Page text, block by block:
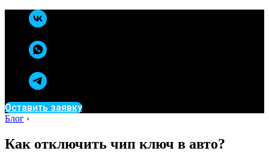
Оставить заявку
Блог ›
Как отключить чип ключ в авто?